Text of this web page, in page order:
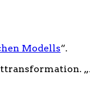
Modells“.